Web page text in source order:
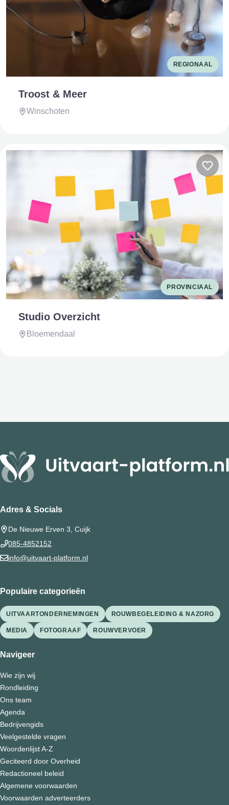
REGIONAAL
Troost & Meer
Winschoten
PROVINCIAAL
Studio Overzicht
Bloemendaal
Adres & Socials
De Nieuwe Erven 3, Cuijk
085-4852152
info@uitvaart-platform.nl
Populaire categorieën
UITVAARTONDERNEMINGEN ROUWBEGELEIDING & NAZORG
MEDIA FOTOGRAAF ROUWVERVOER
Navigeer
Wie zijn wij
Rondleiding
Ons team
Agenda
Bedrijvengids
Veelgestelde vragen
Woordenlijst A-Z
Geciteerd door Overheid
Redactioneel beleid
Algemene voorwaarden
Voorwaarden adverteerders